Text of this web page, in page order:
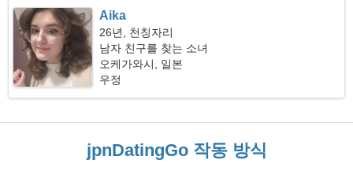
Aika
26년, 천칭자리
남자 친구를 찾는 소녀
오케가와시, 일본
우정
jpnDatingGo 작동 방식